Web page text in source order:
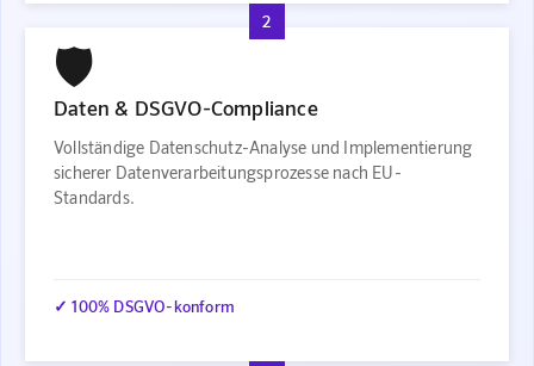
2
🛡️
Daten & DSGVO-Compliance
Vollständige Datenschutz-Analyse und Implementierung
sicherer Datenverarbeitungsprozesse nach EU-
Standards.
✓ 100% DSGVO-konform